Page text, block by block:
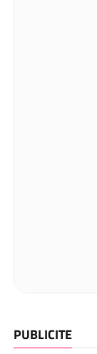
PUBLICITE